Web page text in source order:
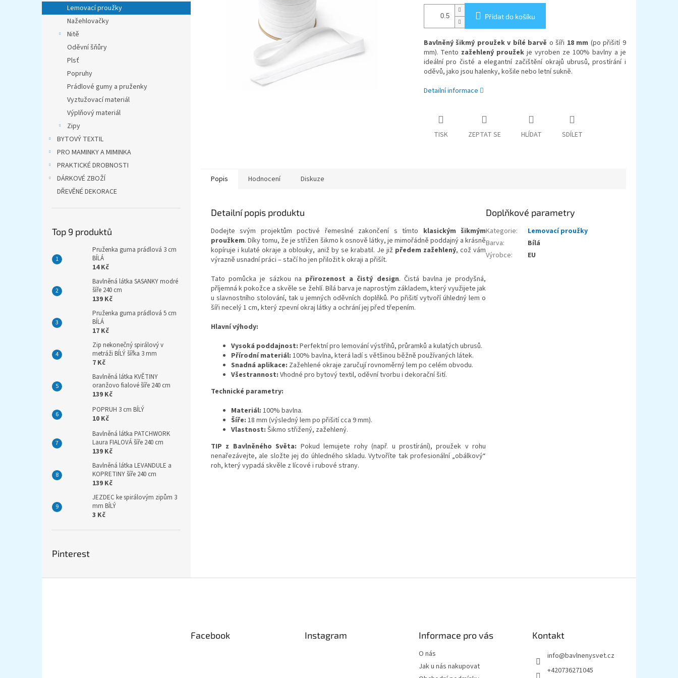
n
e
Lemovací proužky
Nažehlovačky
Nitě
Oděvní šňůry
Plsť
Popruhy
Prádlové gumy a pruženky
Vyztužovací materiál
Výplňový materiál
Zipy
BYTOVÝ TEXTIL
PRO MAMINKY A MIMINKA
PRAKTICKÉ DROBNOSTI
DÁRKOVÉ ZBOŽÍ
DŘEVĚNÉ DEKORACE
Top 9 produktů
Pruženka guma prádlová 3 cm
BÍLÁ
14 Kč
Bavlněná látka SASANKY modré
šíře 240 cm
139 Kč
Pruženka guma prádlová 5 cm
BÍLÁ
17 Kč
Zip nekonečný spirálový v
metráži BÍLÝ šířka 3 mm
7 Kč
Bavlněná látka KVĚTINY
oranžovo fialové šíře 240 cm
139 Kč
POPRUH 3 cm BÍLÝ
10 Kč
Bavlněná látka PATCHWORK
Laura FIALOVÁ šíře 240 cm
139 Kč
Bavlněná látka LEVANDULE a
KOPRETINY šíře 240 cm
139 Kč
JEZDEC ke spirálovým zipům 3
mm BÍLÝ
3 Kč
Pinterest
Přidat do košíku
Bavlněný šikmý proužek v bílé barvě o šíři 18 mm (po přišití 9
mm). Tento zažehlený proužek je vyroben ze 100% bavlny a je
ideální pro čisté a elegantní začištění okrajů ubrusů, prostírání i
oděvů, jako jsou halenky, košile nebo letní sukně.
Detailní informace
TISK ZEPTAT SE HLÍDAT SDÍLET
Popis Hodnocení Diskuze
Detailní popis produktu
Dodejte svým projektům poctivé řemeslné zakončení s tímto klasickým šikmým
proužkem. Díky tomu, že je střižen šikmo k osnově látky, je mimořádně poddajný a krásně
kopíruje i kulaté okraje a oblouky, aniž by se krabatil. Je již předem zažehlený, což vám
výrazně usnadní práci – stačí ho jen přiložit k okraji a přišít.
Tato pomůcka je sázkou na přirozenost a čistý design. Čistá bavlna je prodyšná,
příjemná k pokožce a skvěle se žehlí. Bílá barva je naprostým základem, který využijete jak
u slavnostního stolování, tak u jemných oděvních doplňků. Po přišití vytvoří úhledný lem o
šíři necelý 1 cm, který zpevní okraj látky a ochrání jej před třepením.
Hlavní výhody:
Vysoká poddajnost: Perfektní pro lemování výstřihů, průramků a kulatých ubrusů.
Přírodní materiál: 100% bavlna, která ladí s většinou běžně používaných látek.
Snadná aplikace: Zažehlené okraje zaručují rovnoměrný lem po celém obvodu.
Všestrannost: Vhodné pro bytový textil, oděvní tvorbu i dekorační šití.
Technické parametry:
Materiál: 100% bavlna.
Šíře: 18 mm (výsledný lem po přišití cca 9 mm).
Vlastnost: Šikmo střižený, zažehlený.
TIP z Bavlněného Světa: Pokud lemujete rohy (např. u prostírání), proužek v rohu
nenařezávejte, ale složte jej do úhledného skladu. Vytvoříte tak profesionální „obálkový“
roh, který vypadá skvěle z lícové i rubové strany.
Doplňkové parametry
Kategorie:
Lemovací proužky
Barva:
Bílá
Výrobce: EU
Facebook Instagram Informace pro vás
O nás
Jak u nás nakupovat
Kontakt
info@bavlnenysvet.cz
+420736271045